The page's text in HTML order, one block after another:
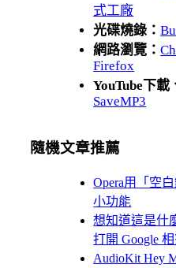
式工廠
光碟燒錄：
網路瀏覽：
Firefox
YouTube下載
SaveMP3
隨機文章推薦
Opera用「空
小功能
想知道這是什
打開 Google
AudioKit Hey